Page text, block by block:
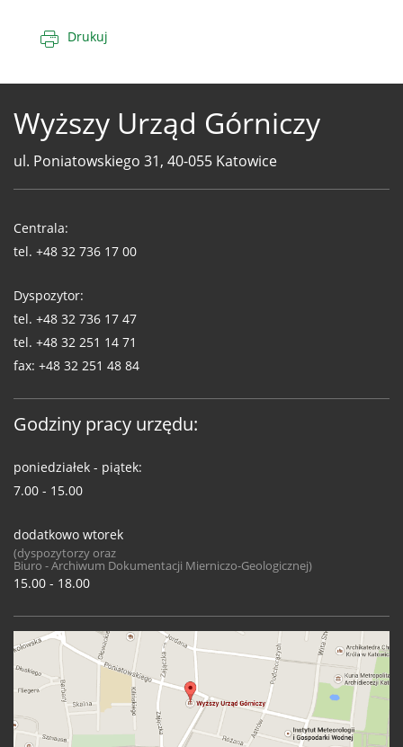
Drukuj
Wyższy Urząd Górniczy
ul. Poniatowskiego 31, 40-055 Katowice
WUG
Centrala:
tel. +48 32 736 17 00
Dyspozytor:
tel. +48 32 736 17 47
tel. +48 32 251 14 71
fax: +48 32 251 48 84
Godziny pracy urzędu:
poniedziałek - piątek:
7.00 - 15.00
dodatkowo wtorek
(dyspozytorzy oraz
Biuro - Archiwum Dokumentacji Mierniczo-Geologicznej)
15.00 - 18.00